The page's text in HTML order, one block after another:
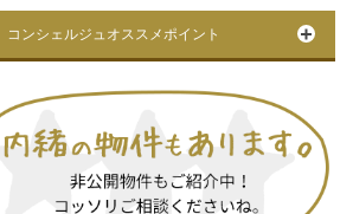
コンシェルジュオススメポイント